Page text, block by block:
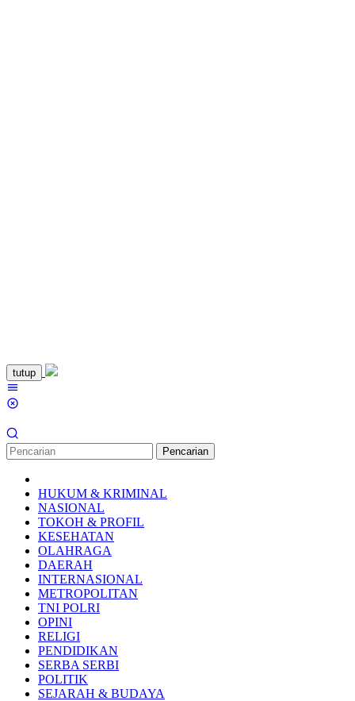
Loncat
ke
konten
tutup
Pencarian
HUKUM & KRIMINAL
NASIONAL
TOKOH & PROFIL
KESEHATAN
OLAHRAGA
DAERAH
INTERNASIONAL
METROPOLITAN
TNI POLRI
OPINI
RELIGI
PENDIDIKAN
SERBA SERBI
POLITIK
SEJARAH & BUDAYA